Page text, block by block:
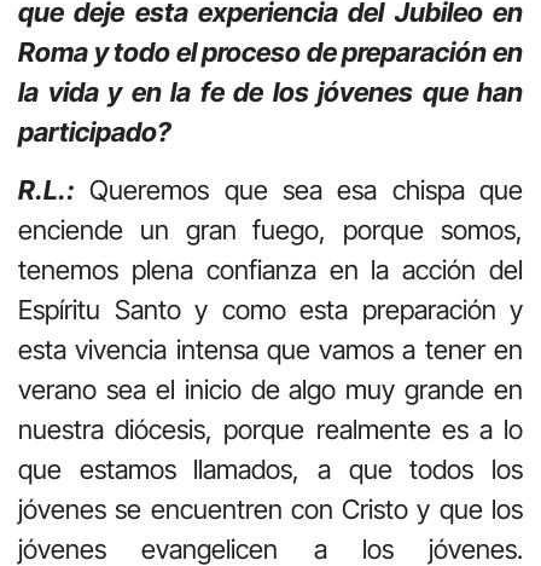
que deje esta experiencia del Jubileo en
Roma y todo el proceso de preparación en
la vida y en la fe de los jóvenes que han
participado?
R.L.: Queremos que sea esa chispa que
enciende un gran fuego, porque somos,
tenemos plena confianza en la acción del
Espíritu Santo y como esta preparación y
esta vivencia intensa que vamos a tener en
verano sea el inicio de algo muy grande en
nuestra diócesis, porque realmente es a lo
que estamos llamados, a que todos los
jóvenes se encuentren con Cristo y que los
jóvenes evangelicen a los jóvenes.